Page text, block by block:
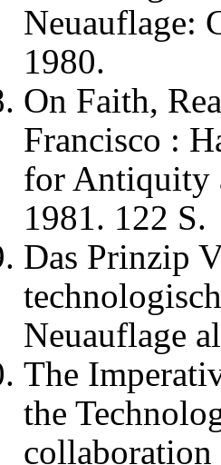
Neuauflage:
1980.
On Faith,
Francisco :
for Antiquity
1981. 122 S.
Das Prinzip
Neuauflage
The
the